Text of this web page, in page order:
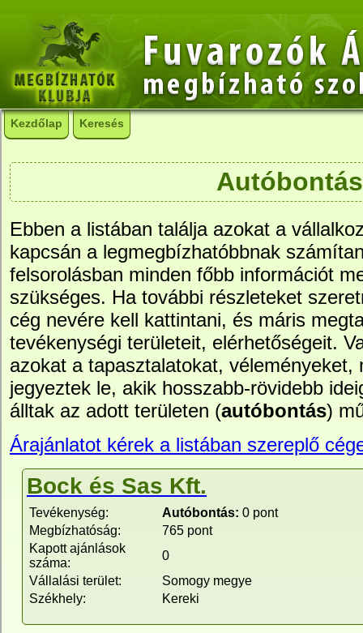
Kezdőlap Keresés
Autóbontás
Ebben a listában találja azokat a
kapcsán a legmegbízhatóbbnak
felsorolásban minden főbb információt
szükséges. Ha további részleteket
cég nevére kell kattintani, és máris
tevékenységi területeit, elérhetőségeit.
azokat a tapasztalatokat, véleményeket,
jegyeztek le, akik hosszabb-rövidebb
álltak az adott területen (autóbontás)
Árajánlatot kérek a listában szereplő
Bock és Sas Kft.
Tevékenység: Autóbontás: 0 pont
Megbízhatóság:
765 pont
Kapott ajánlások
száma:
0
Vállalási terület:
Somogy megye
Székhely:
Kereki